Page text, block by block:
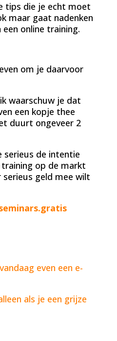
tips die je echt moet
maar gaat nadenken
online training.
om je daarvoor
waarschuw je dat
een kopje thee
duurt ongeveer 2
serieus de intentie
op de markt
geld mee wilt
even een e-
als je een grijze